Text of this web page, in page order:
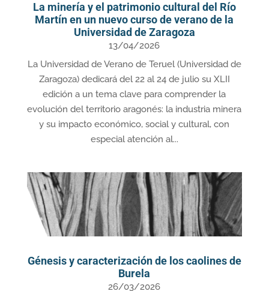
La minería y el patrimonio cultural del Río
Martín en un nuevo curso de verano de la
Universidad de Zaragoza
13/04/2026
La Universidad de Verano de Teruel (Universidad de
Zaragoza) dedicará del 22 al 24 de julio su XLII
edición a un tema clave para comprender la
evolución del territorio aragonés: la industria minera
y su impacto económico, social y cultural, con
especial atención al...
Génesis y caracterización de los caolines de
Burela
26/03/2026